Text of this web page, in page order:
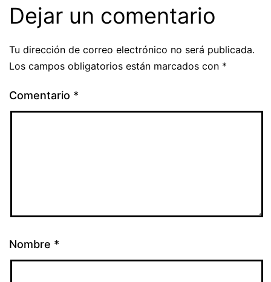
Dejar un comentario
Tu dirección de correo electrónico no será publicada.
Los campos obligatorios están marcados con *
Comentario *
Nombre *